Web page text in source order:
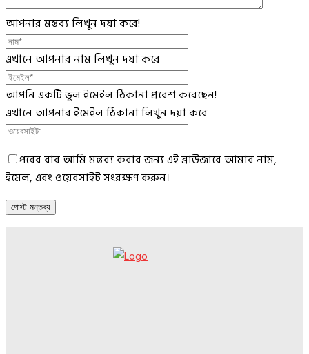
আপনার মন্তব্য লিখুন দয়া করে!
এখানে আপনার নাম লিখুন দয়া করে
আপনি একটি ভুল ইমেইল ঠিকানা প্রবেশ করেছেন!
এখানে আপনার ইমেইল ঠিকানা লিখুন দয়া করে
পরের বার আমি মন্তব্য করার জন্য এই ব্রাউজারে আমার নাম,
ইমেল, এবং ওয়েবসাইট সংরক্ষণ করুন।